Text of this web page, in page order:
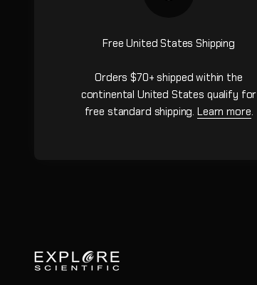
Free United States Shipping
Orders $70+ shipped within the
continental United States qualify for
free standard shipping.Learn more.